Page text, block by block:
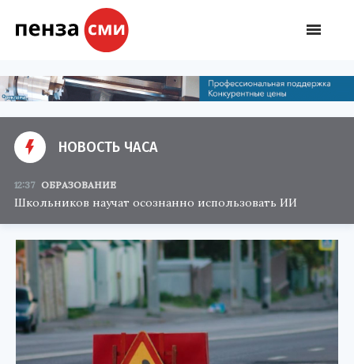
НОВОСТЬ ЧАСА
12:37 ОБРАЗОВАНИЕ
Школьников научат осознанно использовать ИИ